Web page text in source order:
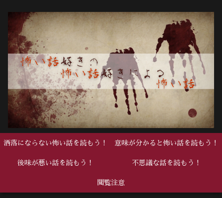
洒落にならない怖い話を読もう！ 意味が分かると怖い話を読もう！
後味が悪い話を読もう！ 不思議な話を読もう！
閲覧注意